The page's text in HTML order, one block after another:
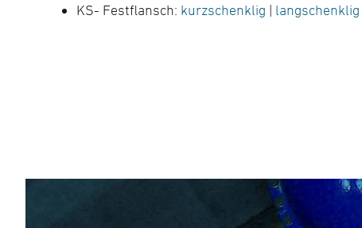
KS- Festflansch: kurzschenklig | langschenklig